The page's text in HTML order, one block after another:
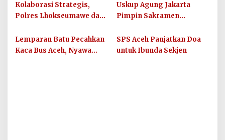
Dana Direktif Presiden
Sekolah Berkualitas dan
Berkarakter
Kolaborasi Strategis,
Polres Lhokseumawe dan
Layanan Publik
Berkualitas
Uskup Agung Jakarta
Pimpin Sakramen
Raditya dan Klara Fidelia
Lemparan Batu Pecahkan
Kaca Bus Aceh, Nyawa
SPS Aceh Panjatkan Doa
untuk Ibunda Sekjen